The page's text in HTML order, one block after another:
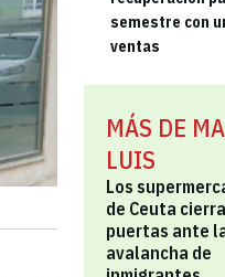
semestre con
ventas
MÁS DE
LUIS
Los
de Ceuta
puertas ante
avalancha de